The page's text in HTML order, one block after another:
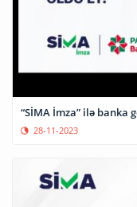
“SİMA İmza” ilə
28-11-2023